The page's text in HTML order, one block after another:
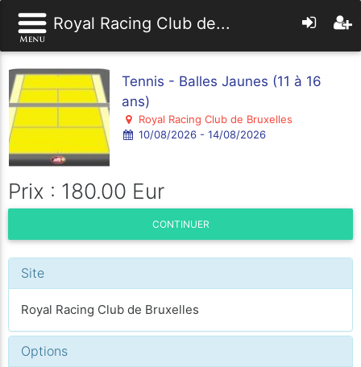
Royal Racing Club de...
Tennis - Balles Jaunes (11 à 16
ans)
Royal Racing Club de Bruxelles
10/08/2026 - 14/08/2026
Prix : 180.00 Eur
CONTINUER
Site
Royal Racing Club de Bruxelles
Options